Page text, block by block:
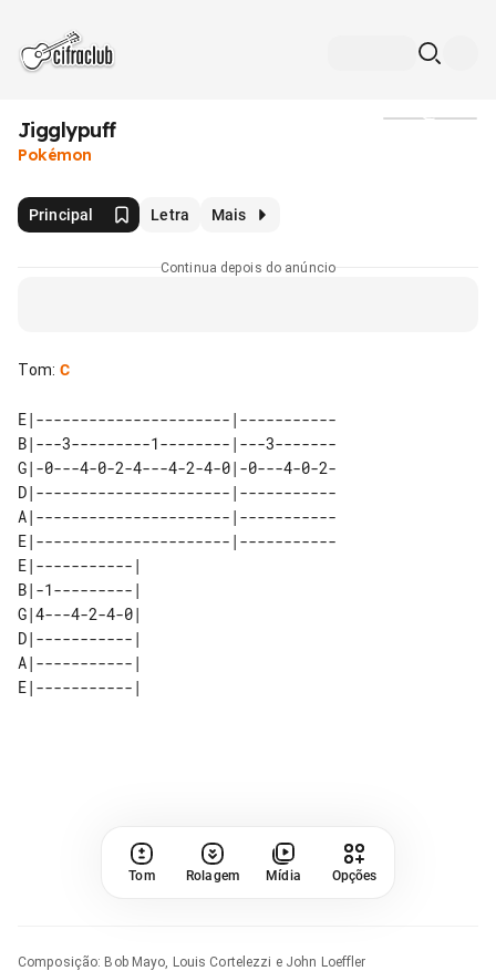
Jigglypuff
Pokémon
Principal Letra Mais
Continua depois do anúncio
Tom: C
E|----------------------|-----------
B|---3---------1--------|---3-------
G|-0---4-0-2-4---4-2-4-0|-0---4-0-2-
D|----------------------|-----------
A|----------------------|-----------
E|----------------------|-----------
E|-----------|
B|-1---------|
G|4---4-2-4-0|
D|-----------|
A|-----------|
Tom Rolagem Mídia Opções
Composição: Bob Mayo, Louis Cortelezzi e John Loeffler